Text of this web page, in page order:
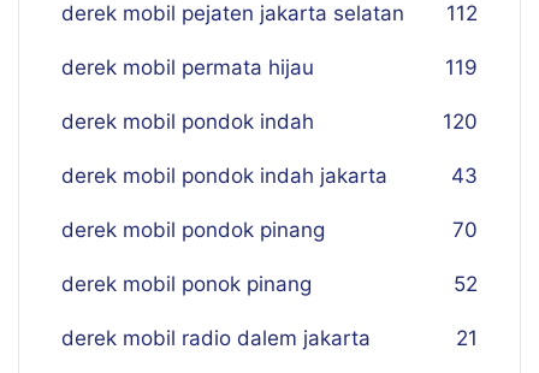
derek mobil pejaten jakarta selatan 112
derek mobil permata hijau 119
derek mobil pondok indah 120
derek mobil pondok indah jakarta 43
derek mobil pondok pinang 70
derek mobil ponok pinang 52
derek mobil radio dalem jakarta 21